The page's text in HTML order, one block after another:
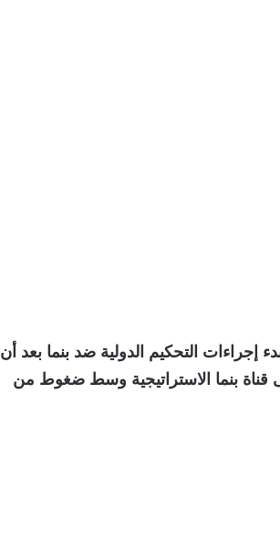
التحكيم الدولية ضد بنما بعد أن
قناة بنما الاستراتيجية وسط ضغوط من